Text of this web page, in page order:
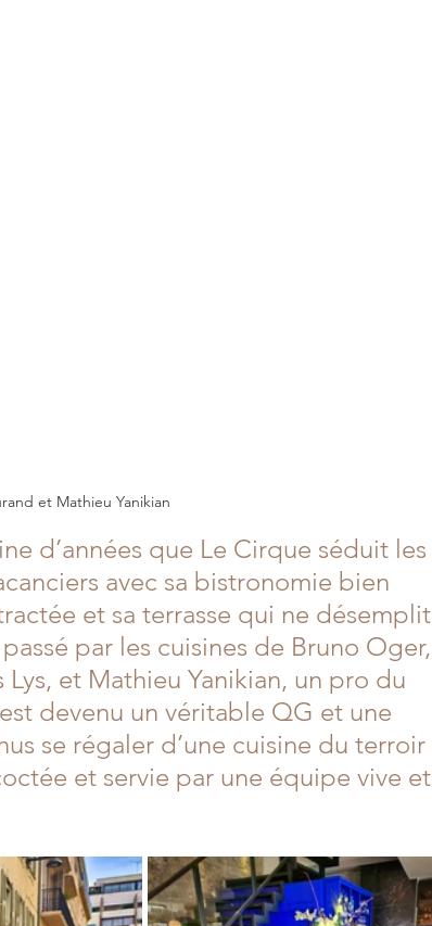
et Mathieu Yanikian
d’années que Le Cirque séduit les
avec sa bistronomie bien
et sa terrasse qui ne désemplit
par les cuisines de Bruno Oger,
et Mathieu Yanikian, un pro du
devenu un véritable QG et une
se régaler d’une cuisine du terroir
et servie par une équipe vive et